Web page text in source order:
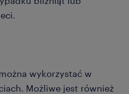
wykorzystać w
Możliwe jest również